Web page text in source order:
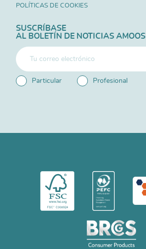
POLÍTICAS DE COOKIES
SUSCRÍBASE
AL BOLETÍN DE NOTICIAS AMOOS
Particular Profesional